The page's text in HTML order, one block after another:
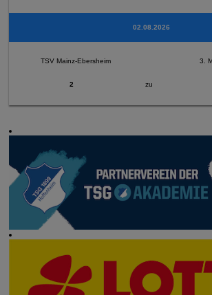
02.08.2026
TSV Mainz-Ebersheim 3.
2 zu